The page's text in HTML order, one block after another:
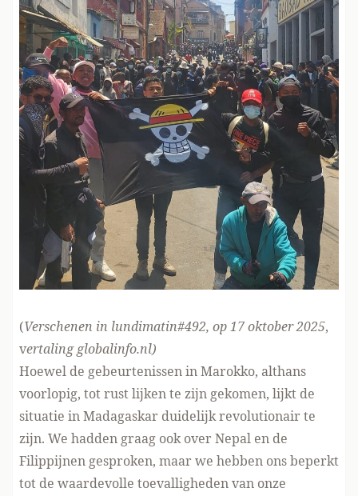
(Verschenen in lundimatin#492, op 17 oktober 2025,
vertaling globalinfo.nl)
Hoewel de gebeurtenissen in Marokko, althans
voorlopig, tot rust lijken te zijn gekomen, lijkt de
situatie in Madagaskar duidelijk revolutionair te
zijn. We hadden graag ook over Nepal en de
Filippijnen gesproken, maar we hebben ons beperkt
tot de waardevolle toevalligheden van onze